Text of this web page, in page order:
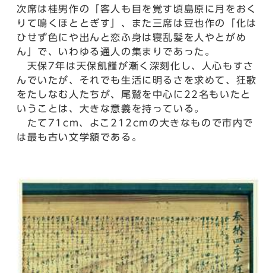
次席は桂男作の「客人も目を覚す頃島原に月をおく
りて鳴くほととぎす」、また三席は豆也作の「化は
ひせず色にや出んと恋ふ身は寝乱髪を人やとがめ
ん」で、いわゆる通人の集まりであった。
天保7年は天保飢饉が漸く深刻化し、人心もすさ
んでいたが、それでも生活に明るさを求めて、狂歌
をたしなむ人たちが、尾鷲を中心に22名もいたと
いうことは、大きな意義を持っている。
たて71cm、よこ212cmの大きなもので市内で
は最も古い文学額である。